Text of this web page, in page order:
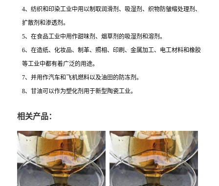
4、纺织和印染工业中用以制取润滑剂、吸湿剂、织物防皱缩处理剂、
扩散剂和渗透剂。
5、在食品工业中用作甜味剂、烟草剂的吸湿剂和溶剂。
6、在造纸、化妆品、制革、照相、印刷、金属加工、电工材料和橡胶
等工业中都有着广泛的用途。
7、并用作汽车和飞机燃料以及油田的防冻剂。
8、甘油可以作为塑化剂用于新型陶瓷工业。
相关产品：